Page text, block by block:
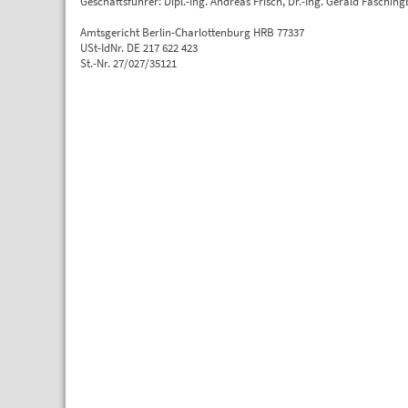
Amtsgericht Berlin-Charlottenburg HRB 77337
USt-IdNr. DE 217 622 423
St.-Nr. 27/027/35121